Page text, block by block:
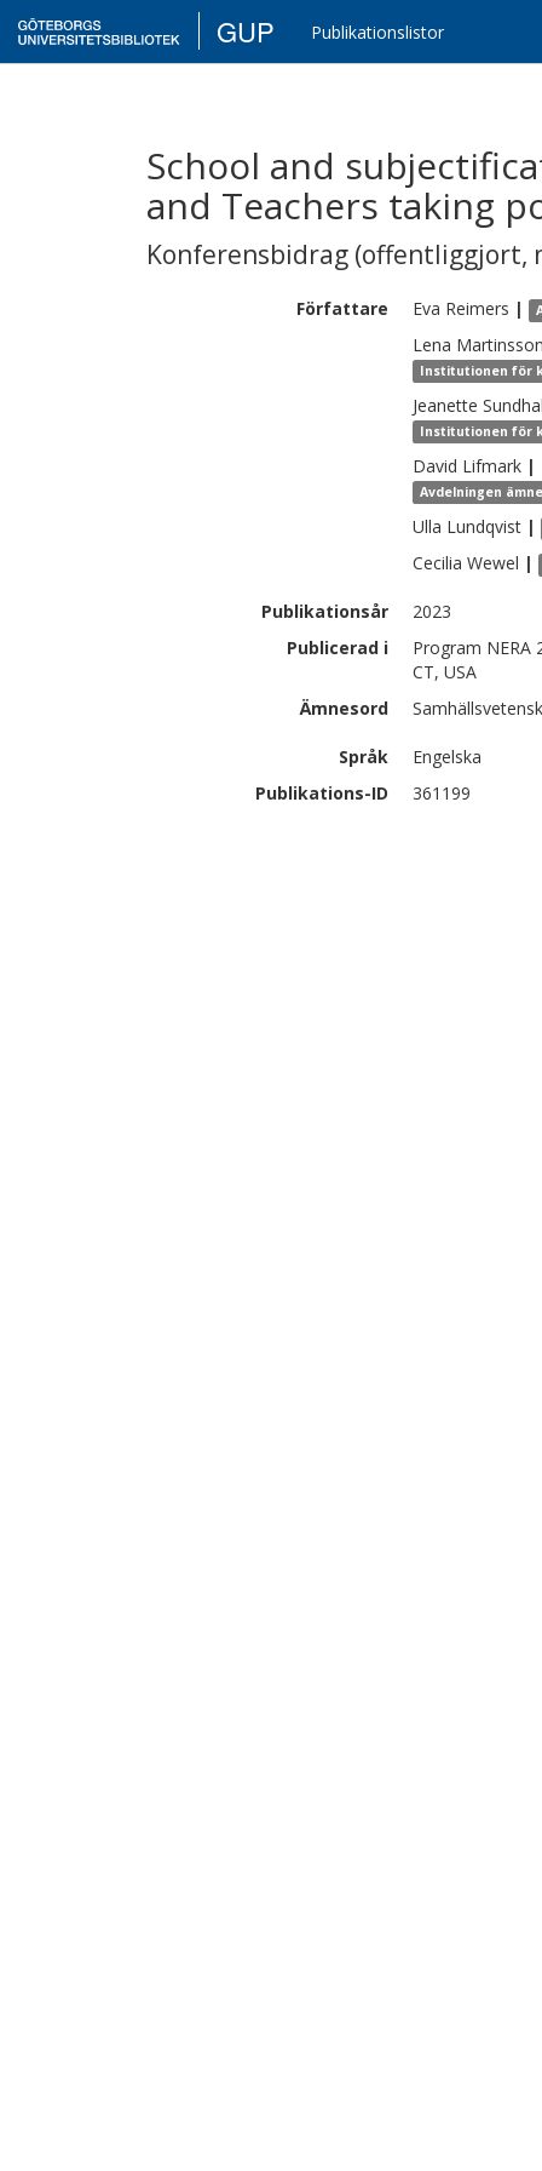
GUP Publikationslistor
School and
and Teachers taking
Konferensbidrag (offentliggjort,
Författare Eva Reimers |
Lena
Institutionen för
Jeanette
Institutionen för
David Lifmark |
Avdelningen
Ulla Lundqvist |
Cecilia Wewel |
Publikationsår
2023
Publicerad i
Program NERA
CT, USA
Ämnesord
Språk
Engelska
Publikations-ID
361199